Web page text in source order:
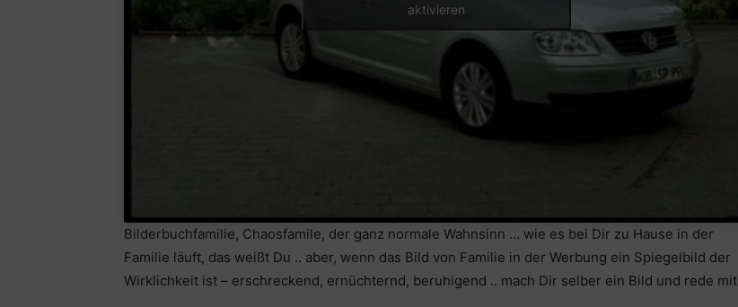
aktivieren
Bilderbuchfamilie, Chaosfamile, der ganz normale Wahnsinn … wie es bei Dir zu Hause in der
Familie läuft, das weißt Du .. aber, wenn das Bild von Familie in der Werbung ein Spiegelbild der
Wirklichkeit ist – erschreckend, ernüchternd, beruhigend .. mach Dir selber ein Bild und rede mit